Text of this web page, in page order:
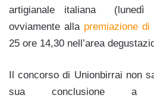
artigianale italiana (lunedì
ovviamente alla premiazione di
25 ore 14,30 nell’area
Il concorso di Unionbirrai non
sua conclusione a